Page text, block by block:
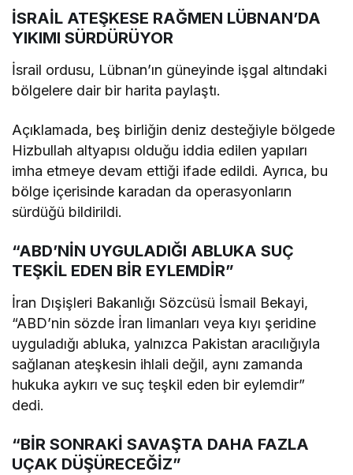
İSRAİL ATEŞKESE RAĞMEN LÜBNAN’DA
YIKIMI SÜRDÜRÜYOR
İsrail ordusu, Lübnan’ın güneyinde işgal altındaki
bölgelere dair bir harita paylaştı.
Açıklamada, beş birliğin deniz desteğiyle bölgede
Hizbullah altyapısı olduğu iddia edilen yapıları
imha etmeye devam ettiği ifade edildi. Ayrıca, bu
bölge içerisinde karadan da operasyonların
sürdüğü bildirildi.
“ABD’NİN UYGULADIĞI ABLUKA SUÇ
TEŞKİL EDEN BİR EYLEMDİR”
İran Dışişleri Bakanlığı Sözcüsü İsmail Bekayi,
“ABD’nin sözde İran limanları veya kıyı şeridine
uyguladığı abluka, yalnızca Pakistan aracılığıyla
sağlanan ateşkesin ihlali değil, aynı zamanda
hukuka aykırı ve suç teşkil eden bir eylemdir”
dedi.
“BİR SONRAKİ SAVAŞTA DAHA FAZLA
UÇAK DÜŞÜRECEĞİZ”